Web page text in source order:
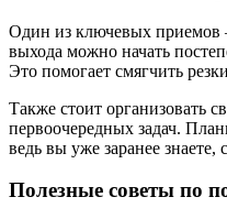
Один из ключевых приемов
выхода можно начать
Это помогает смягчить
Также стоит организовать
первоочередных задач.
ведь вы уже заранее знаете,
Полезные советы по